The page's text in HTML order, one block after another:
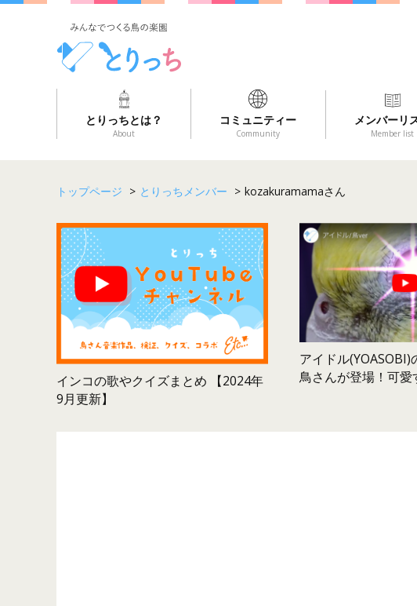
とりっちとは？
About
コミュニティー
Community
メンバーリ
Member list
トップページ > とりっちメンバー > kozakuramamaさん
インコの歌やクイズまとめ 【2024年
9月更新】
アイドル
鳥さんが登場！可愛